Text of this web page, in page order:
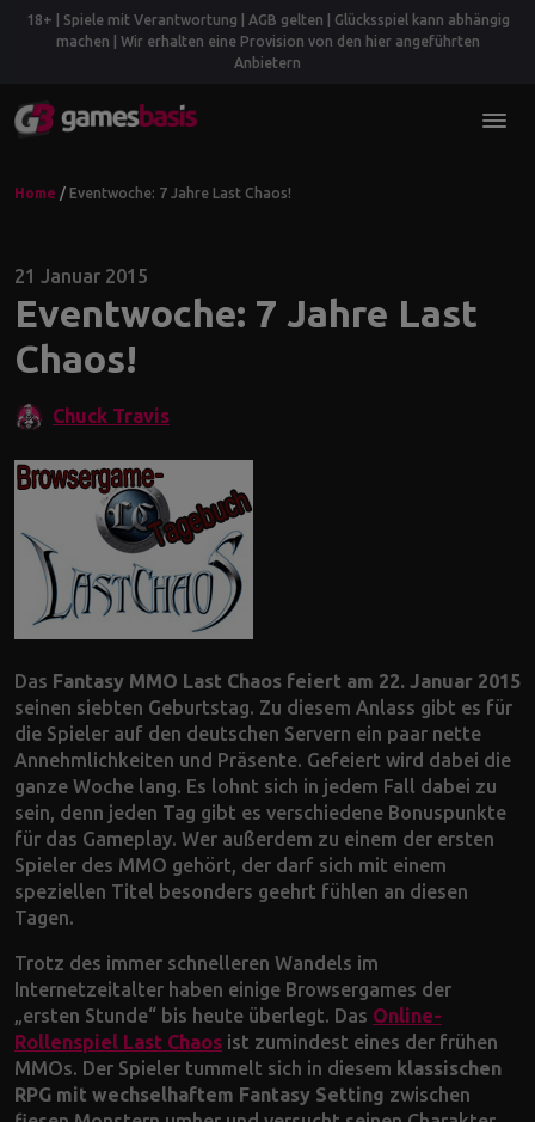
18+ | Spiele mit Verantwortung | AGB gelten | Glücksspiel kann abhängig
machen | Wir erhalten eine Provision von den hier angeführten
Anbietern
Home / Eventwoche: 7 Jahre Last Chaos!
21 Januar 2015
Eventwoche: 7 Jahre Last
Chaos!
Chuck Travis
Das Fantasy MMO Last Chaos feiert am 22. Januar 2015
seinen siebten Geburtstag. Zu diesem Anlass gibt es für
die Spieler auf den deutschen Servern ein paar nette
Annehmlichkeiten und Präsente. Gefeiert wird dabei die
ganze Woche lang. Es lohnt sich in jedem Fall dabei zu
sein, denn jeden Tag gibt es verschiedene Bonuspunkte
für das Gameplay. Wer außerdem zu einem der ersten
Spieler des MMO gehört, der darf sich mit einem
speziellen Titel besonders geehrt fühlen an diesen
Tagen.
Trotz des immer schnelleren Wandels im
Internetzeitalter haben einige Browsergames der
„ersten Stunde“ bis heute überlegt. Das Online-
Rollenspiel Last Chaos ist zumindest eines der frühen
MMOs. Der Spieler tummelt sich in diesem klassischen
RPG mit wechselhaftem Fantasy Setting zwischen